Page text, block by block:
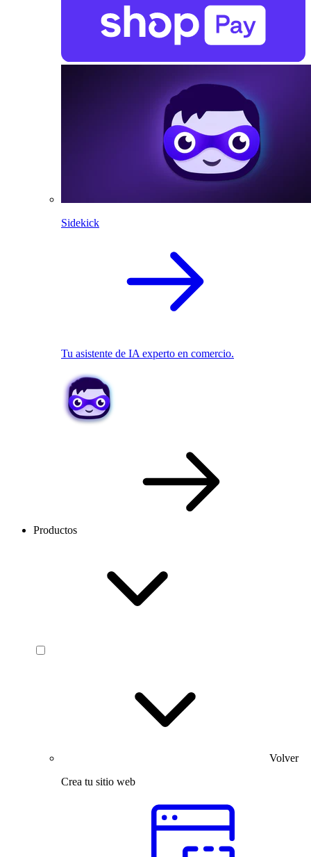
Sidekick
Tu asistente de IA experto en comercio.
Productos
Volver
Crea tu sitio web